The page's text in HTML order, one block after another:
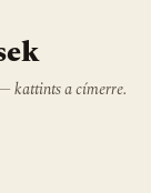
kattints a címerre.